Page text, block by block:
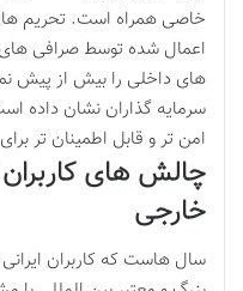
خاصی همراه است. تحریم
اعمال شده توسط صرافی های
های داخلی را بیش از پیش
سرمایه گذاران نشان داده
امن تر و قابل اطمینان تر
چالش های کاربران
خارجی
سال هاست که کاربران